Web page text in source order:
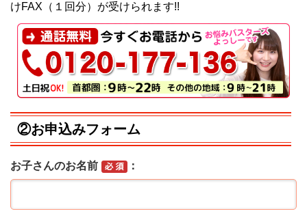
けFAX（１回分）が受けられます!!
②お申込みフォーム
お子さんのお名前